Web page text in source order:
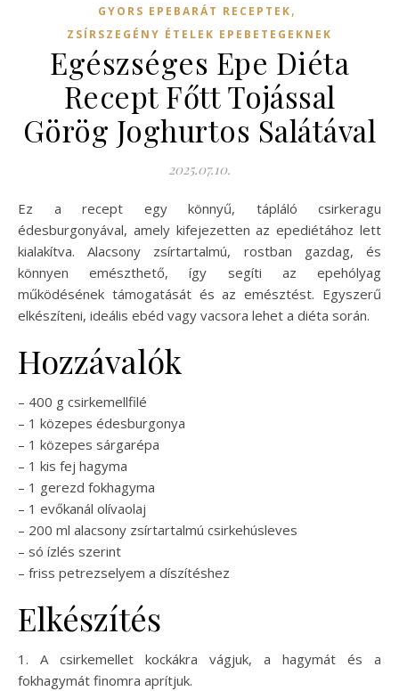
GYORS EPEBARÁT RECEPTEK,
ZSÍRSZEGÉNY ÉTELEK EPEBETEGEKNEK
Egészséges Epe Diéta
Recept Főtt Tojással
Görög Joghurtos Salátával
2025.07.10.
Ez a recept egy könnyű, tápláló csirkeragu
édesburgonyával, amely kifejezetten az epediétához lett
kialakítva. Alacsony zsírtartalmú, rostban gazdag, és
könnyen emészthető, így segíti az epehólyag
működésének támogatását és az emésztést. Egyszerű
elkészíteni, ideális ebéd vagy vacsora lehet a diéta során.
Hozzávalók
– 400 g csirkemellfilé
– 1 közepes édesburgonya
– 1 közepes sárgarépa
– 1 kis fej hagyma
– 1 gerezd fokhagyma
– 1 evőkanál olívaolaj
– 200 ml alacsony zsírtartalmú csirkehúsleves
– só ízlés szerint
– friss petrezselyem a díszítéshez
Elkészítés
1. A csirkemellet kockákra vágjuk, a hagymát és a
fokhagymát finomra aprítjuk.